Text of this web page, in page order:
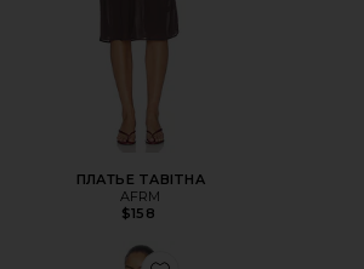
ПЛАТЬЕ TABITHA
AFRM
$158